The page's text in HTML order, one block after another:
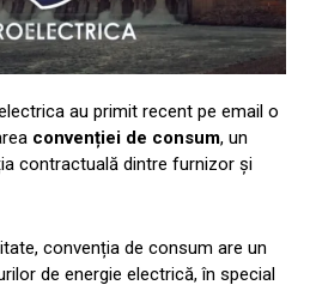
au primit recent pe email o
convenției de consum, un
contractuală dintre furnizor și
convenția de consum are un
de energie electrică, în special